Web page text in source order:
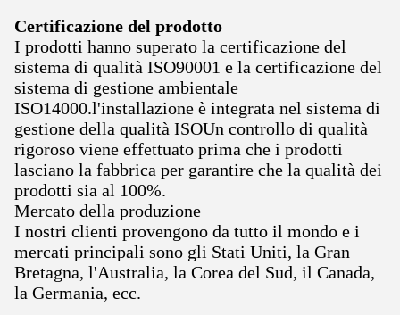
Certificazione del prodotto
I prodotti hanno superato la certificazione del
sistema di qualità ISO90001 e la certificazione del
sistema di gestione ambientale
ISO14000.l'installazione è integrata nel sistema di
gestione della qualità ISOUn controllo di qualità
rigoroso viene effettuato prima che i prodotti
lasciano la fabbrica per garantire che la qualità dei
prodotti sia al 100%.
Mercato della produzione
I nostri clienti provengono da tutto il mondo e i
mercati principali sono gli Stati Uniti, la Gran
Bretagna, l'Australia, la Corea del Sud, il Canada,
la Germania, ecc.